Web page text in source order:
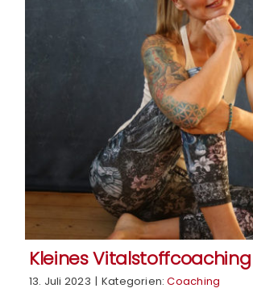
Kleines Vitalstoffcoaching
13. Juli 2023 | Kategorien:Coaching